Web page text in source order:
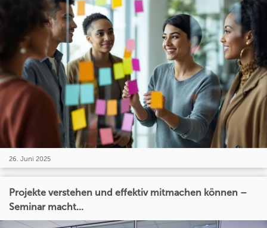
26. Juni 2025
Projekte verstehen und effektiv mitmachen können –
Seminar macht...